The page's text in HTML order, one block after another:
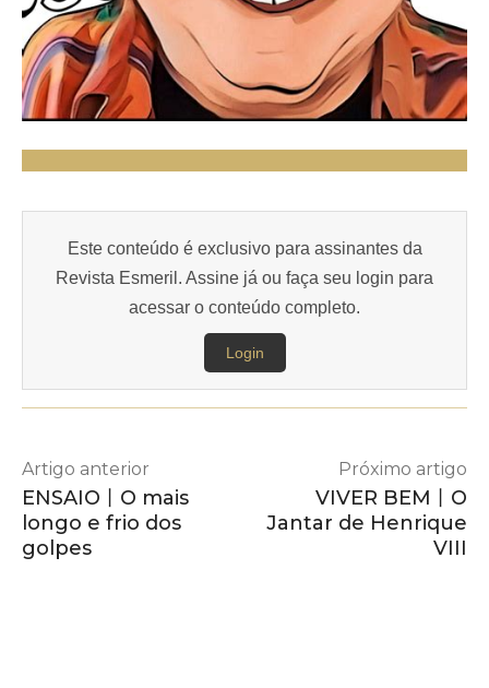
Este conteúdo é exclusivo para assinantes da
Revista Esmeril. Assine já ou faça seu login para
acessar o conteúdo completo.
Login
Artigo anterior
ENSAIO丨O mais
longo e frio dos
golpes
Próximo artigo
VIVER BEM丨O
Jantar de Henrique
VIII